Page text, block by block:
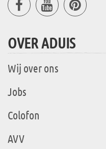
OVER ADUIS
Wij over ons
Jobs
Colofon
AVV